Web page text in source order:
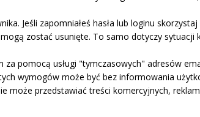
Jeśli zapomniałeś hasła lub loginu
zostać usunięte. To samo dotyczy sytuacji
pomocą usługi "tymczasowych" adresów
wymogów może być bez informowania
może przedstawiać treści komercyjnych,